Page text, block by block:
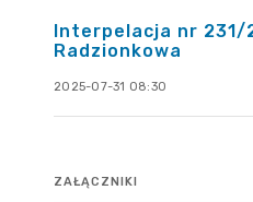
Interpelacja nr 231/
Radzionkowa
2025-07-31 08:30
ZAŁĄCZNIKI